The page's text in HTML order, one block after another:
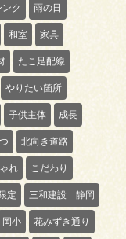
ク 雨の日
和室 家具
たこ足配線
やりたい箇所
子供主体 成長
北向き道路
れ こだわり
定 三和建設 静岡
岡小 花みずき通り